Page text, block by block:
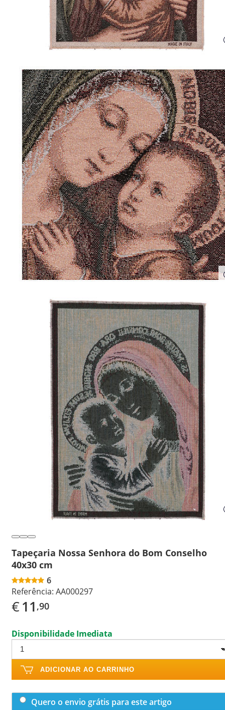
Tapeçaria Nossa Senhora do Bom Conselho
40x30 cm
6
Referência: AA000297
€11 ,90
Disponibilidade Imediata
ADICIONAR AO CARRINHO
Quero o envio grátis para este artigo